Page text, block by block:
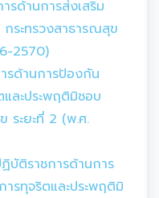
รด้านการส่งเสริม
ระทรวงสาธารณสุข
2570)
รด้านการป้องกัน
ละประพฤติมิชอบ
ระยะที่ 2 (พ.ศ.
บัติราชการด้านการ
รทุจริตและประพฤติมิ